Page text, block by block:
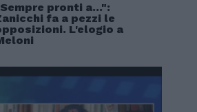
pronti a...":
fa a pezzi le
L'elogio a